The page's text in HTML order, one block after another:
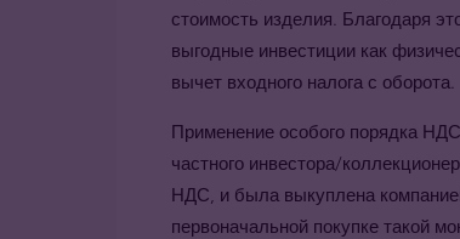
стоимость изделия. Благодаря
выгодные инвестиции как
вычет входного налога с оборота.
Применение особого порядка
частного инвестора/
НДС, и была выкуплена
первоначальной покупке такой